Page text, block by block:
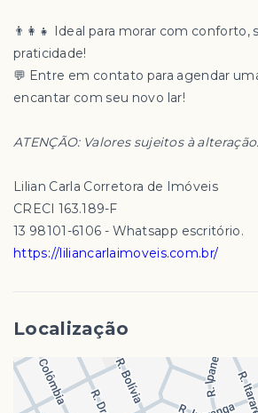
👨‍👩‍👧 Ideal para morar com conforto,
praticidade!
💬 Entre em contato para agendar
encantar com seu novo lar!
ATENÇÃO: Valores sujeitos à alteração.
Lilian Carla Corretora de Imóveis
CRECI 163.189-F
13 98101-6106 - Whatsapp escritório.
https://liliancarlaimoveis.com.br/
Localização